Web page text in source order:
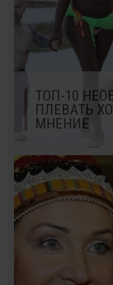
ТОП-10
ПЛЕВАТЬ
МНЕНИЕ